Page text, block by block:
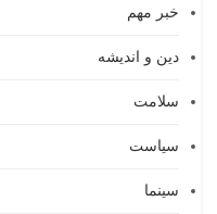
خبر مهم
دین و اندیشه
سلامت
سیاست
سینما